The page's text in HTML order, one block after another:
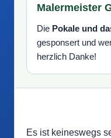
Malermeister
Die Pokale und
gesponsert und
herzlich Danke!
Es ist keineswegs